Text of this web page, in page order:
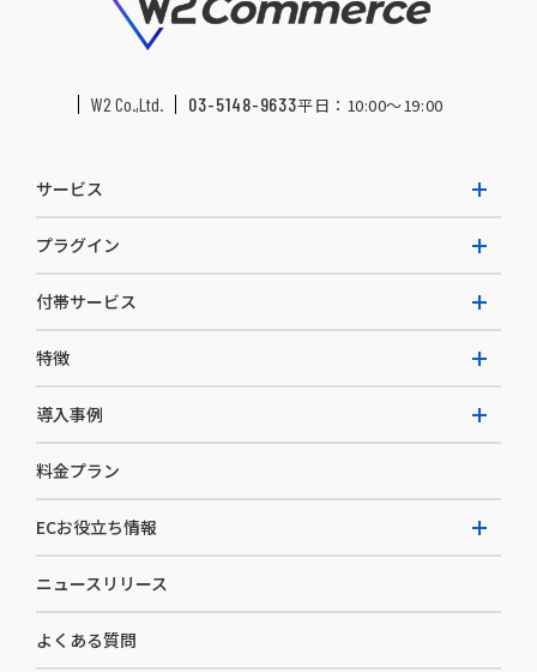
W2 Co.,Ltd. 03-5148-9633平日：10:00〜19:00
サービス
W2 Commerce Repeat
W2 Commerce BtoB
W2 Commerce Asia
プラグイン
AI buddy
付帯サービス
EC運用構築支援・運用支援
カスタマーサクセス
セキュリティ
デザイン制作
コンサルティング
特徴
選ばれる理由
開発体制
導入事例
導入企業一覧
料金プラン
ECお役立ち情報
お役立ち資料
ニュースリリース
よくある質問